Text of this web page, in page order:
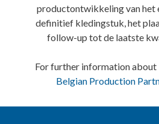
productontwikkeling van het
definitief kledingstuk, het
follow-up tot de laatste
For further information about
Belgian Production